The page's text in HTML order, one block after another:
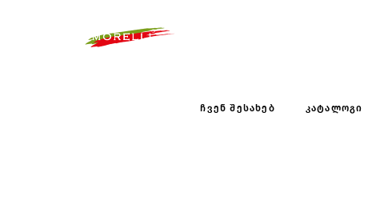
ᲩᲕᲔᲜ ᲨᲔᲡᲐᲮᲔᲑ ᲙᲐᲢᲐᲚᲝᲒᲘ